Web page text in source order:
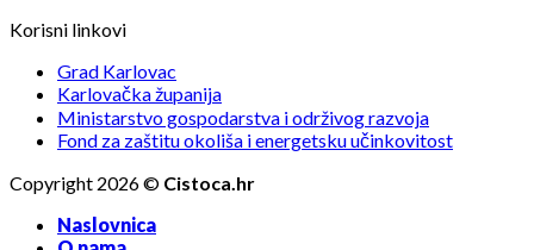
Korisni linkovi
Grad Karlovac
Karlovačka županija
Ministarstvo gospodarstva i održivog razvoja
Fond za zaštitu okoliša i energetsku učinkovitost
Copyright 2026 © Cistoca.hr
Naslovnica